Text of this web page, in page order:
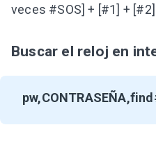
veces #SOS] + [#1] + [#2]
Buscar el reloj en